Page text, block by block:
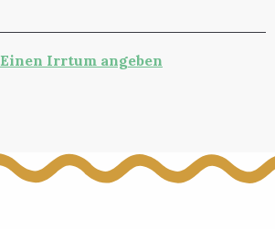
Einen Irrtum angeben